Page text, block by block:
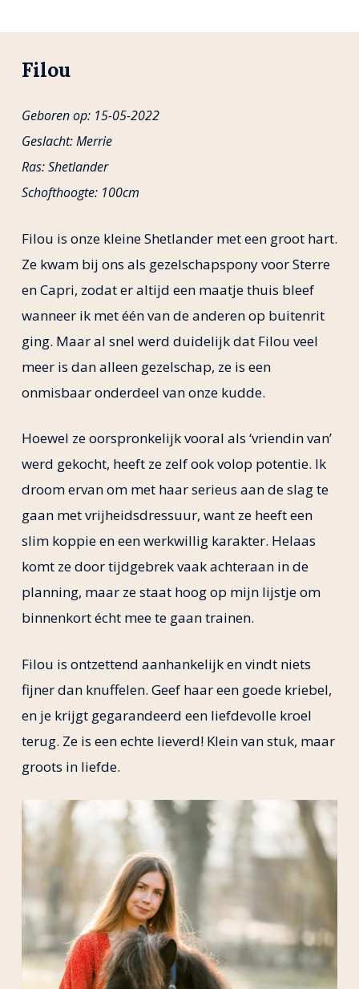
Filou
Geboren op: 15-05-2022
Geslacht: Merrie
Ras: Shetlander
Schofthoogte: 100cm
Filou is onze kleine Shetlander met een groot hart.
Ze kwam bij ons als gezelschapspony voor Sterre
en Capri, zodat er altijd een maatje thuis bleef
wanneer ik met één van de anderen op buitenrit
ging. Maar al snel werd duidelijk dat Filou veel
meer is dan alleen gezelschap, ze is een
onmisbaar onderdeel van onze kudde.
Hoewel ze oorspronkelijk vooral als ‘vriendin van’
werd gekocht, heeft ze zelf ook volop potentie. Ik
droom ervan om met haar serieus aan de slag te
gaan met vrijheidsdressuur, want ze heeft een
slim koppie en een werkwillig karakter. Helaas
komt ze door tijdgebrek vaak achteraan in de
planning, maar ze staat hoog op mijn lijstje om
binnenkort écht mee te gaan trainen.
Filou is ontzettend aanhankelijk en vindt niets
fijner dan knuffelen. Geef haar een goede kriebel,
en je krijgt gegarandeerd een liefdevolle kroel
terug. Ze is een echte lieverd! Klein van stuk, maar
groots in liefde.